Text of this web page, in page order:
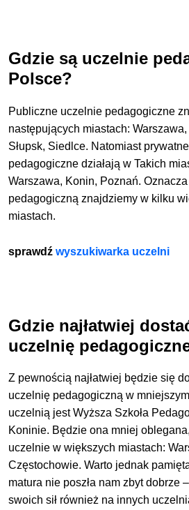
Gdzie są uczelnie
Polsce?
Publiczne uczelnie pedagogiczne
następujących miastach:
Słupsk, Siedlce. Natomiast
pedagogiczne działają w Takich
Warszawa, Konin, Poznań.
pedagogiczną znajdziemy w kilku
miastach.
sprawdź wyszukiwarka uczelni
Gdzie najłatwiej
uczelnię
Z pewnością najłatwiej będzie się
uczelnię pedagogiczną w
uczelnią jest Wyższa Szkoła
Koninie. Będzie ona mniej
uczelnie w większych miastach:
Częstochowie. Warto jednak
matura nie poszła nam zbyt dobrze
swoich sił również na innych